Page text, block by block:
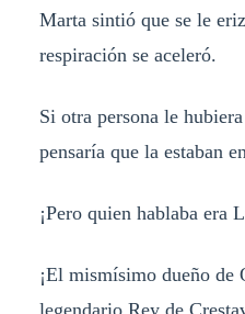
Marta sintió que se le
respiración se aceleró.
Si otra persona le
pensaría que la estaban
¡Pero quien hablaba era
¡El mismísimo dueño de
legendario Rey de